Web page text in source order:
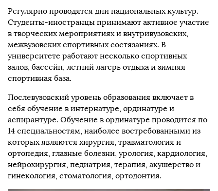
Регулярно проводятся дни национальных культур.
Студенты-иностранцы принимают активное участие
в творческих мероприятиях и внутривузовских,
межвузовских спортивных состязаниях. В
университете работают несколько спортивных
залов, бассейн, летний лагерь отдыха и зимняя
спортивная база.
Послевузовский уровень образования включает в
себя обучение в интернатуре, ординатуре и
аспирантуре. Обучение в ординатуре проводится по
14 специальностям, наиболее востребованными из
которых являются хирургия, травматология и
ортопедия, глазные болезни, урология, кардиология,
нейрохирургия, педиатрия, терапия, акушерство и
гинекология, стоматология, ортодонтия.